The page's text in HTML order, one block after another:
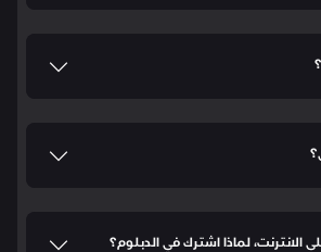
لماذا اشترك في الدبلوم؟